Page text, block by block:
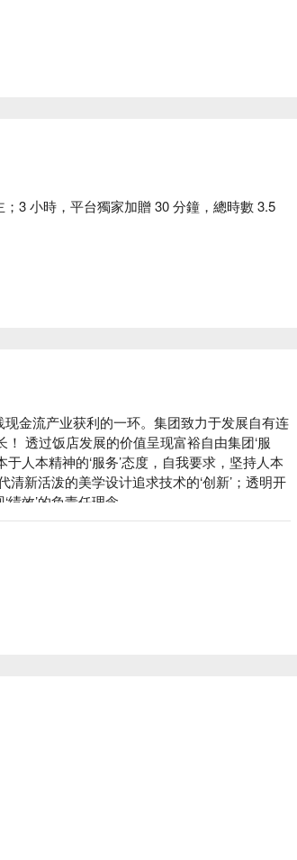
3 小時，平台獨家加贈 30 分鐘，總時數 3.5
金流产业获利的一环。集团致力于发展自有连
透过饭店发展的价值呈现富裕自由集团‘服
人本精神的‘服务’态度，自我要求，坚持人本
清新活泼的美学设计追求技术的‘创新’；透明开
效’的负责任理念。